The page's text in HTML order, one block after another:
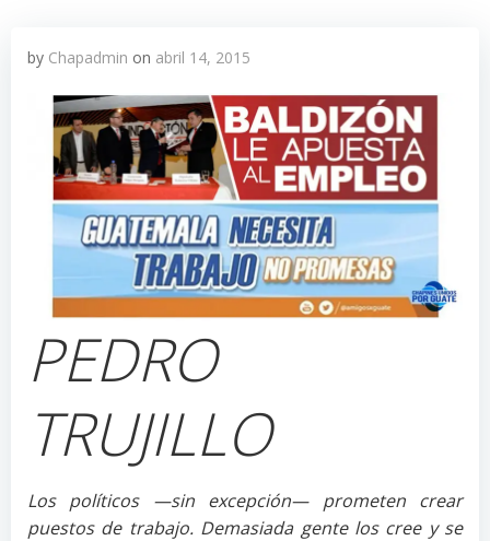
by Chapadmin on abril 14, 2015
PEDRO
TRUJILLO
Los políticos —sin excepción— prometen crear
puestos de trabajo. Demasiada gente los cree y se